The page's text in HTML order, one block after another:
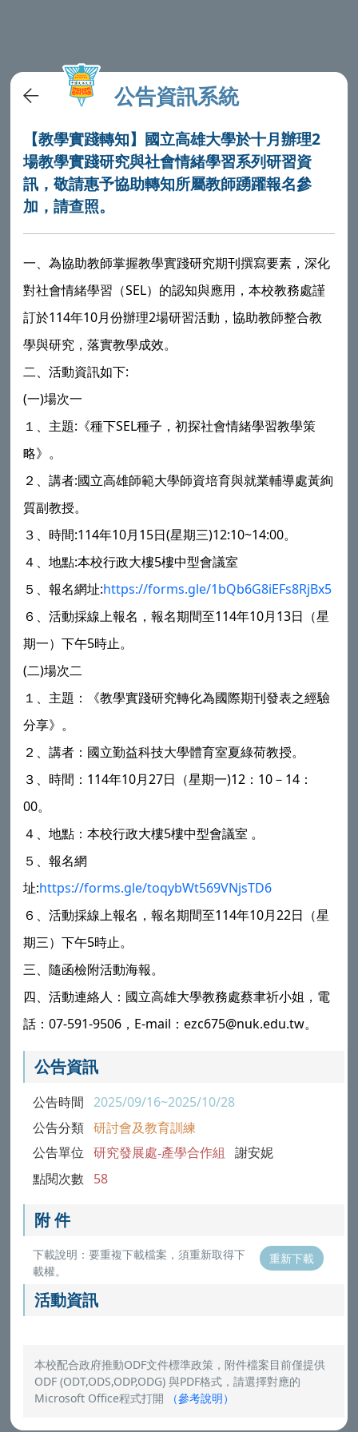
公告資訊系統
【教學實踐轉知】國立高雄大學於十月辦理2
場教學實踐研究與社會情緒學習系列研習資
訊，敬請惠予協助轉知所屬教師踴躍報名參
加，請查照。
一、為協助教師掌握教學實踐研究期刊撰寫要素，深化
對社會情緒學習（SEL）的認知與應用，本校教務處謹
訂於114年10月份辦理2場研習活動，協助教師整合教
學與研究，落實教學成效。
二、活動資訊如下:
(一)場次一
１、主題:《種下SEL種子，初探社會情緒學習教學策
略》。
２、講者:國立高雄師範大學師資培育與就業輔導處黃絢
質副教授。
３、時間:114年10月15日(星期三)12:10~14:00。
４、地點:本校行政大樓5樓中型會議室
５、報名網址:https://forms.gle/1bQb6G8iEFs8RjBx5
６、活動採線上報名，報名期間至114年10月13日（星
期一）下午5時止。
(二)場次二
１、主題：《教學實踐研究轉化為國際期刊發表之經驗
分享》。
２、講者：國立勤益科技大學體育室夏綠荷教授。
３、時間：114年10月27日（星期一)12：10－14：
00。
４、地點：本校行政大樓5樓中型會議室 。
５、報名網
址:https://forms.gle/toqybWt569VNjsTD6
６、活動採線上報名，報名期間至114年10月22日（星
期三）下午5時止。
三、隨函檢附活動海報。
四、活動連絡人：國立高雄大學教務處蔡聿祈小姐，電
話：07-591-9506，E-mail：ezc675@nuk.edu.tw。
公告資訊
公告時間 2025/09/16~2025/10/28
公告分類 研討會及教育訓練
公告單位 研究發展處-產學合作組 謝安妮
點閱次數 58
附 件
下載說明：要重複下載檔案，須重新取得下
載權。
重新下載
活動資訊
本校配合政府推動ODF文件標準政策，附件檔案目前僅提供
ODF (ODT,ODS,ODP,ODG) 與PDF格式，請選擇對應的
Microsoft Office程式打開
（參考說明）